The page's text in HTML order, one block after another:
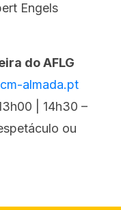
Engels
do AFLG
almada.pt
| 14h30 –
ou